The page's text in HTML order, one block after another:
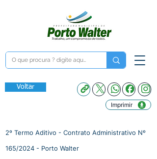
Voltar
Imprimir
2º Termo Aditivo - Contrato Administrativo Nº
165/2024 - Porto Walter